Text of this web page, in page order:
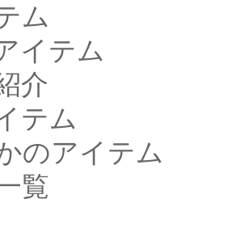
ム
イテム
介
テム
のアイテム
覧